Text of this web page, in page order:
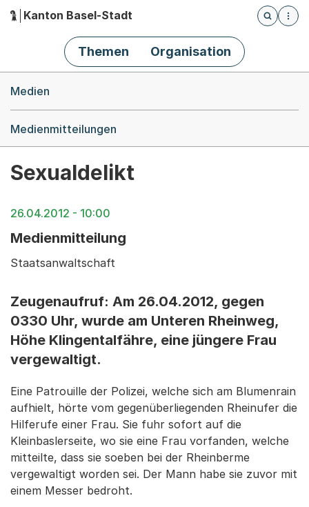
Hauptnavigation
Kanton Basel-Stadt
Öffnet
Themen Organisation
Medien
Medienmitteilungen
Sexualdelikt
26.04.2012 - 10:00
Medienmitteilung
Staatsanwaltschaft
Zeugenaufruf: Am 26.04.2012, gegen
0330 Uhr, wurde am Unteren Rheinweg,
Höhe Klingentalfähre, eine jüngere Frau
vergewaltigt.
Eine Patrouille der Polizei, welche sich am Blumenrain
aufhielt, hörte vom gegenüberliegenden Rheinufer die
Hilferufe einer Frau. Sie fuhr sofort auf die
Kleinbaslerseite, wo sie eine Frau vorfanden, welche
mitteilte, dass sie soeben bei der Rheinberme
vergewaltigt worden sei. Der Mann habe sie zuvor mit
einem Messer bedroht.